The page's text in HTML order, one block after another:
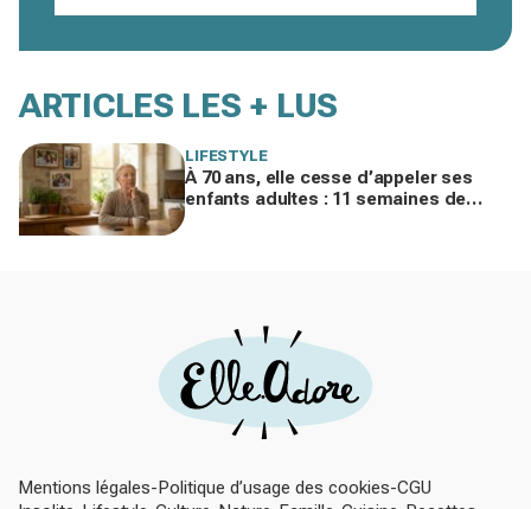
ARTICLES LES + LUS
LIFESTYLE
À 70 ans, elle cesse d’appeler ses
enfants adultes : 11 semaines de
Mentions légales Politique d’usage des cookies CGU